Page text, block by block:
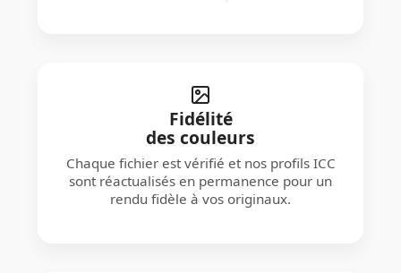
Fidélité
des couleurs
Chaque fichier est vérifié et nos profils ICC
sont réactualisés en permanence pour un
rendu fidèle à vos originaux.